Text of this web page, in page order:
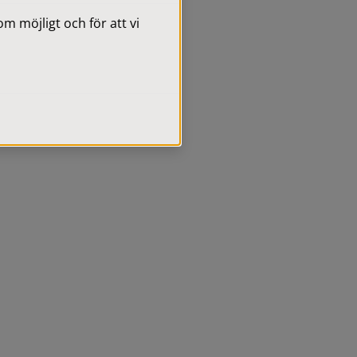
möjligt och för att vi